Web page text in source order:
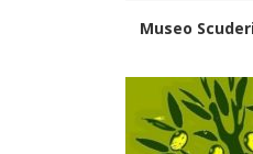
Museo